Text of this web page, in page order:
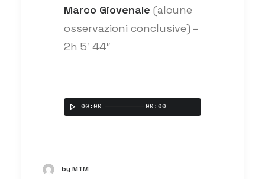
Marco Giovenale (alcune
osservazioni conclusive) –
2h 5′ 44″
00:00 00:00
by MTM